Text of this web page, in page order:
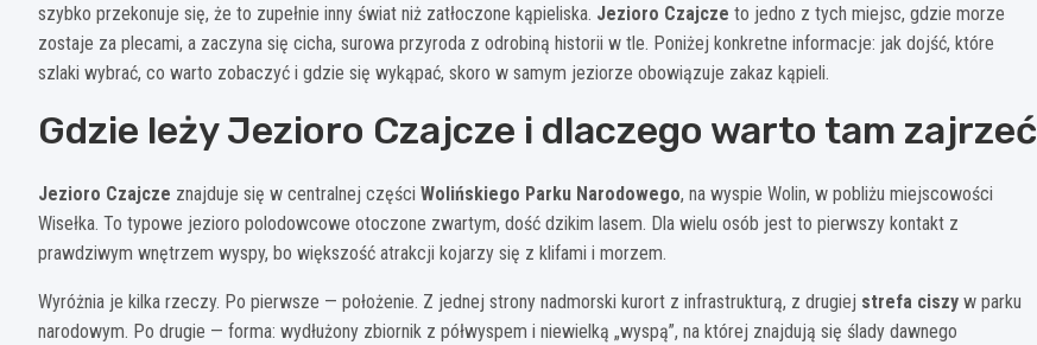
szybko przekonuje się, że to zupełnie inny świat niż zatłoczone kąpieliska. Jezioro Czajcze to jedno z tych miejsc, gdzie morze
zostaje za plecami, a zaczyna się cicha, surowa przyroda z odrobiną historii w tle. Poniżej konkretne informacje: jak dojść, które
szlaki wybrać, co warto zobaczyć i gdzie się wykąpać, skoro w samym jeziorze obowiązuje zakaz kąpieli.
Gdzie leży Jezioro Czajcze i dlaczego warto tam zajrzeć
Jezioro Czajcze znajduje się w centralnej części Wolińskiego Parku Narodowego, na wyspie Wolin, w pobliżu miejscowości
Wisełka. To typowe jezioro polodowcowe otoczone zwartym, dość dzikim lasem. Dla wielu osób jest to pierwszy kontakt z
prawdziwym wnętrzem wyspy, bo większość atrakcji kojarzy się z klifami i morzem.
Wyróżnia je kilka rzeczy. Po pierwsze — położenie. Z jednej strony nadmorski kurort z infrastrukturą, z drugiej strefa ciszy w parku
narodowym. Po drugie — forma: wydłużony zbiornik z półwyspem i niewielką „wyspą”, na której znajdują się ślady dawnego